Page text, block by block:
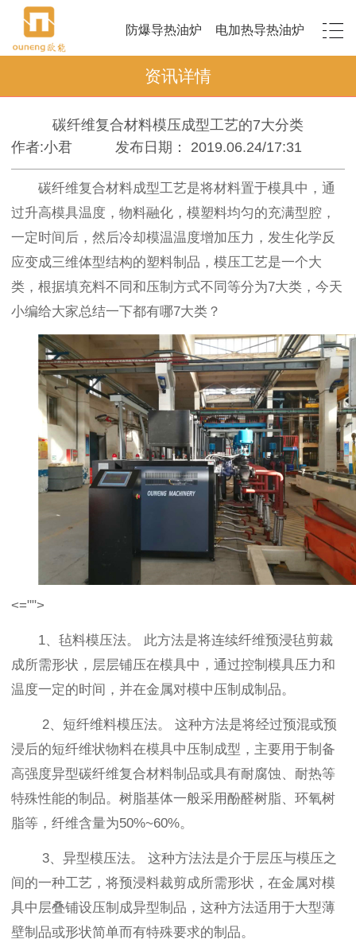
防爆导热油炉 电加热导热油炉
资讯详情
碳纤维复合材料模压成型工艺的7大分类
作者:小君
发布日期： 2019.06.24/17:31
碳纤维复合材料成型工艺是将材料置于模具中，通
过升高模具温度，物料融化，模塑料均匀的充满型腔，
一定时间后，然后冷却模温温度增加压力，发生化学反
应变成三维体型结构的塑料制品，模压工艺是一个大
类，根据填充料不同和压制方式不同等分为7大类，今天
小编给大家总结一下都有哪7大类？
<="">
1、毡料模压法。 此方法是将连续纤维预浸毡剪裁
成所需形状，层层铺压在模具中，通过控制模具压力和
温度一定的时间，并在金属对模中压制成制品。
2、短纤维料模压法。 这种方法是将经过预混或预
浸后的短纤维状物料在模具中压制成型，主要用于制备
高强度异型碳纤维复合材料制品或具有耐腐蚀、耐热等
特殊性能的制品。树脂基体一般采用酚醛树脂、环氧树
脂等，纤维含量为50%~60%。
3、异型模压法。 这种方法法是介于层压与模压之
间的一种工艺，将预浸料裁剪成所需形状，在金属对模
具中层叠铺设压制成异型制品，这种方法适用于大型薄
壁制品或形状简单而有特殊要求的制品。